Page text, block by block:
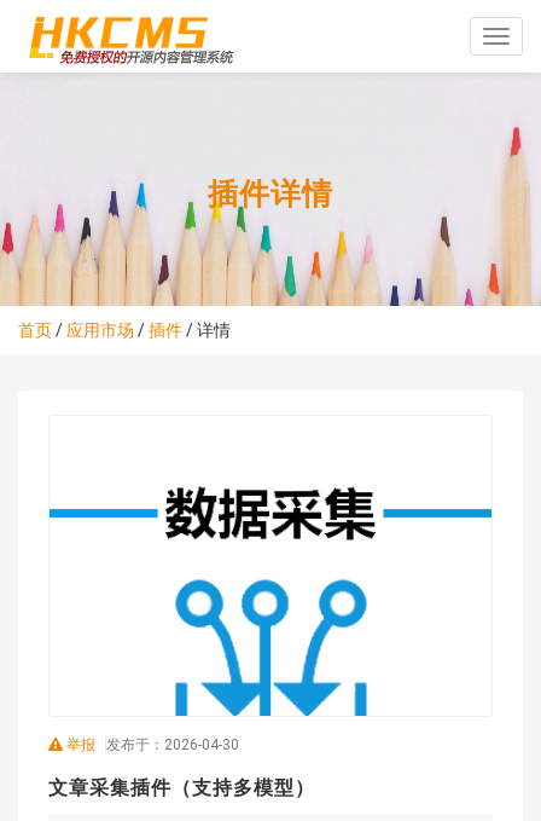
Toggle
插件详情
首页/ 应用市场 /插件/详情
举报 发布于：2026-04-30
文章采集插件（支持多模型）